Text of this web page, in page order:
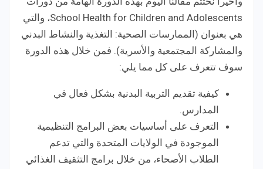
School Health for Children and Adolescents، والتي
هي بعنوان (الممارسات الصحية: التغذية والنشاط البدني
والمشاركة المجتمعية والأسرية). فمن خلال هذه الدورة
سوف تتعرف على كل مما يلي:
كيفية تقديم التربية البدنية بشكل فعال في
المدارس.
التعرف على أساسيات بعض البرامج التنظيمية
الموجودة في الولايات المتحدة والتي تدعم
الطلاب الأصحاء، من خلال برامج التثقيف الغذائي